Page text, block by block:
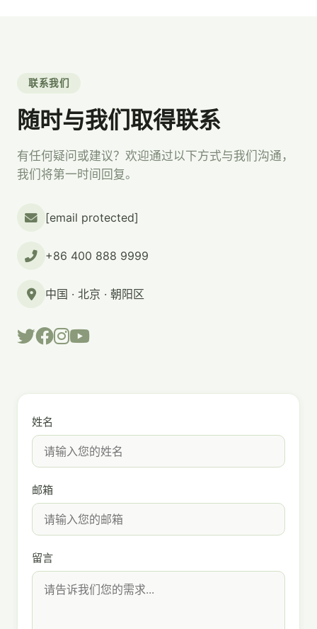
联系我们
随时与我们取得联系
有任何疑问或建议？欢迎通过以下方式与我们沟通，
我们将第一时间回复。
[email protected]
+86 400 888 9999
中国 · 北京 · 朝阳区
姓名
邮箱
留言